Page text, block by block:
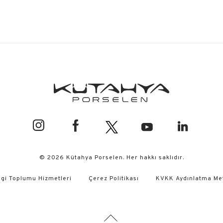
© 2026 Kütahya Porselen. Her hakkı saklıdır.
Toplumu Hizmetleri Çerez Politikası KVKK Aydınlatma